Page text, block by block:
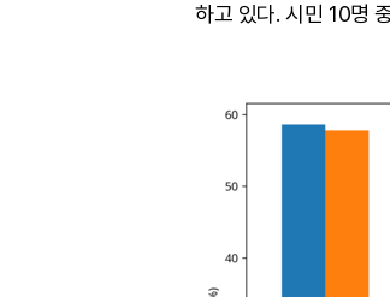
하고 있다. 시민 10명